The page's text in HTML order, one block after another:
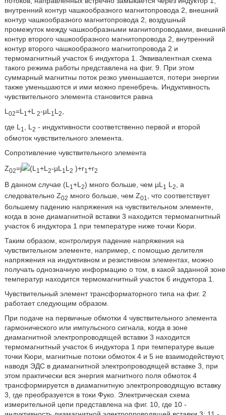
внутренний контур чашкообразного магнитопровода 2, внешний
контур чашкообразного магнитопровода 2, воздушный
промежуток между чашкообразными магнитопроводами, внешний
контур второго чашкообразного магнитопровода 2, внутренний
контур второго чашкообразного магнитопровода 2 и
термомагнитный участок 6 индуктора 1. Эквивалентная схема
такого режима работы представлена на фиг. 9. При этом
суммарный магнитны поток резко уменьшается, потери энергии
также уменьшаются и ими можно пренебречь. Индуктивность
чувствительного элемента становится равна
L 02=L 1 +L 2-µL 1 L 2
где L1 , L2 - индуктивности соответственно первой и второй
обмоток чувствительного элемента.
Сопротивление чувствительного элемента
Z02=j (L 1 +L 2-µL 1 L 2 )+r1 +r2
В данном случае (L 1 +L 2) много больше, чем µL 1 L 2
, а
следовательно Z02 много больше, чем Z01
, что соответствует
большему падению напряжения на чувствительном элементе,
когда в зоне диамагнитной вставки 3 находится термомагнитный
участок 6 индуктора 1 при температуре ниже точки Кюри.
Таким образом, контролируя падение напряжения на
чувствительном элементе, например, с помощью делителя
напряжения на индуктивном и резистивном элементах, можно
получать однозначную информацию о том, в какой заданной зоне
температур находится термомагнитный участок 6 индуктора 1.
Чувствительный элемент трансформаторного типа на фиг. 2
работает следующим образом.
При подаче на первичные обмотки 4 чувствительного элемента
гармонического или импульсного сигнала, когда в зоне
диамагнитной электропроводящей вставки 3 находится
термомагнитный участок 6 индуктора 1 при температуре выше
точки Кюри, магнитные потоки обмоток 4 и 5 не взаимодействуют,
наводя ЭДС в диамагнитной электропроводящей вставке 3, при
этом практически вся энергия магнитного поля обмоток 4
трансформируется в диамагнитную электропроводящую вставку
3, где преобразуется в токи Фуко. Электрическая схема
измерительной цепи представлена на фиг. 10, где 10 -